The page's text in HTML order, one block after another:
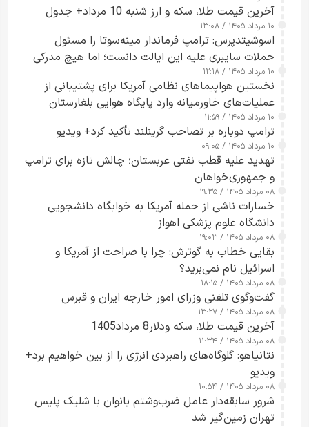
آخرین قیمت طلا، سکه و ارز شنبه 10 مرداد+ جدول
۱۰ مرداد ۱۴۰۵ / ۱۳:۰۸
اسوشیتدپرس: ترامپ فرماندار مینه‌سوتا را مسئول
حملات سایبری علیه این ایالت دانست؛ اما هیچ مدرکی
ارائه نکرد
۱۰ مرداد ۱۴۰۵ / ۱۲:۱۸
نخستین هواپیماهای نظامی آمریکا برای پشتیبانی از
عملیات‌های خاورمیانه وارد پایگاه هوایی بلغارستان
شدند
۱۰ مرداد ۱۴۰۵ / ۱۱:۵۹
ترامپ دوباره بر تصاحب گرینلند تأکید کرد+ ویدیو
۱۰ مرداد ۱۴۰۵ / ۰۹:۰۵
تهدید علیه قطب نفتی عربستان؛ چالش تازه برای ترامپ
و جمهوری‌خواهان
۰۸ مرداد ۱۴۰۵ / ۱۹:۳۵
خسارات ناشی از حمله آمریکا به خوابگاه دانشجویی
دانشگاه علوم پزشکی اهواز
۰۸ مرداد ۱۴۰۵ / ۱۹:۰۳
بقایی خطاب به گوترش: چرا با صراحت از آمریکا و
اسرائیل نام نمی‌برید؟
۰۸ مرداد ۱۴۰۵ / ۱۸:۱۵
گفت‌وگوی تلفنی وزرای امور خارجه ایران و قبرس
۰۸ مرداد ۱۴۰۵ / ۱۳:۲۷
آخرین قیمت طلا، سکه ودلار8 مرداد1405
۰۸ مرداد ۱۴۰۵ / ۱۱:۳۴
نتانیاهو: گلوگاه‌های راهبردی انرژی را از بین خواهیم برد+
ویدیو
۰۸ مرداد ۱۴۰۵ / ۱۰:۵۴
شرور سابقه‌دار عامل ضرب‌وشتم بانوان با شلیک پلیس
تهران زمین‌گیر شد